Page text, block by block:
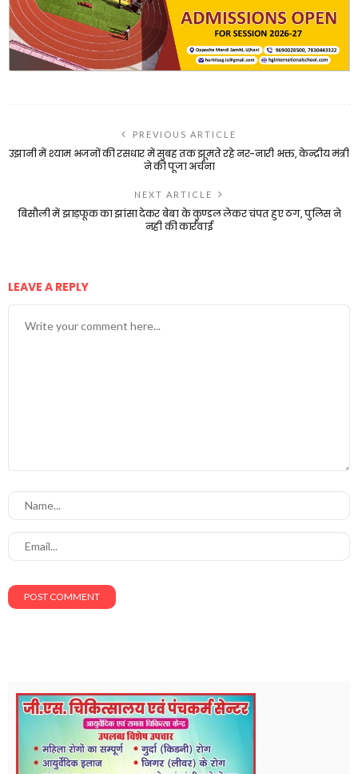
PREVIOUS ARTICLE
उझानी में श्याम भजनों की रसधार में सुबह तक झूमते रहे नर-नारी भक्त, केन्द्रीय मंत्री
ने की पूजा अर्चना
NEXT ARTICLE
बिसौली में झाड़फूक का झांसा देकर बेबा के कुण्डल लेकर चंपत हुए ठग, पुलिस ने
नही की कार्रवाई
LEAVE A REPLY